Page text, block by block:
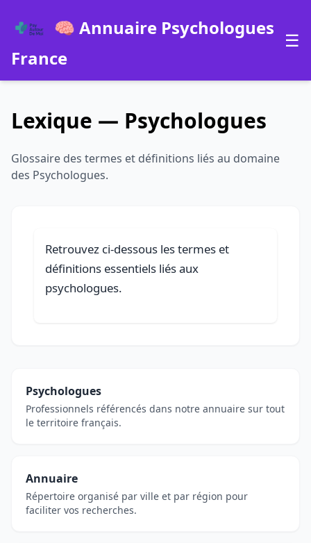
🧠 Annuaire Psychologues
France
☰
Lexique — Psychologues
Glossaire des termes et définitions liés au domaine
des Psychologues.
Retrouvez ci-dessous les termes et
définitions essentiels liés aux
psychologues.
Psychologues
Professionnels référencés dans notre annuaire sur tout
le territoire français.
Annuaire
Répertoire organisé par ville et par région pour
faciliter vos recherches.